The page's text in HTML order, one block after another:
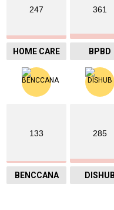
247
HOME CARE
361
BPBD
133
BENCCANA
285
DISHUB